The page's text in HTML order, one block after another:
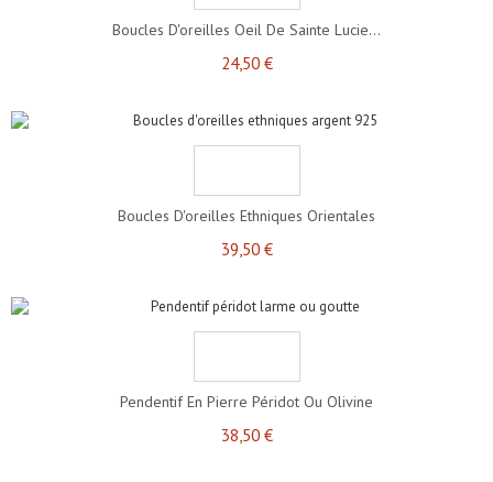
Boucles D'oreilles Oeil De Sainte Lucie...
24,50 €
Boucles D'oreilles Ethniques Orientales
39,50 €
Pendentif En Pierre Péridot Ou Olivine
38,50 €